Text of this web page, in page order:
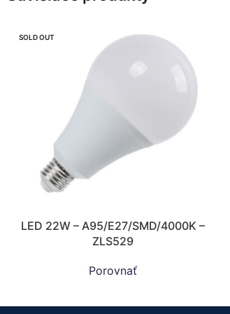
SOLD OUT
LED 22W – A95/E27/SMD/4000K –
ZLS529
Porovnať